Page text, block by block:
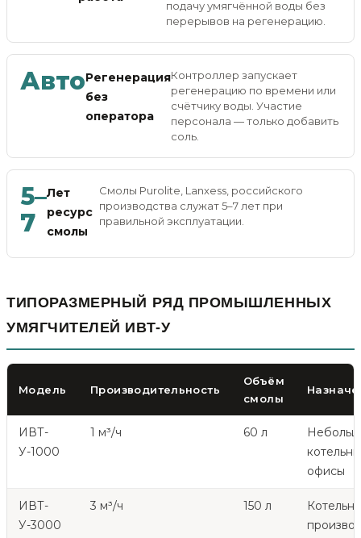
подачу умягчённой воды без
перерывов на регенерацию.
АвтоРегенерация
без
оператора
Контроллер запускает
регенерацию по времени или
счётчику воды. Участие
персонала — только добавить
соль.
5–
7
Лет
ресурс
смолы
Смолы Purolite, Lanxess, российского
производства служат 5–7 лет при
правильной эксплуатации.
ТИПОРАЗМЕРНЫЙ РЯД ПРОМЫШЛЕННЫХ
УМЯГЧИТЕЛЕЙ ИВТ-У
Модель Производительность
Объём
смолы
ИВТ-
У-1000
1 м³/ч 60 л
офисы
ИВТ-
У-3000
3 м³/ч 150 л